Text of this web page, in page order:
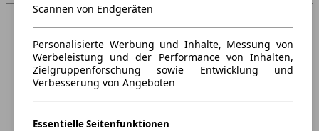
Scannen von Endgeräten
Personalisierte Werbung und Inhalte, Messung von
Werbeleistung und der Performance von Inhalten,
Zielgruppenforschung sowie Entwicklung und
Verbesserung von Angeboten
Essentielle Seitenfunktionen